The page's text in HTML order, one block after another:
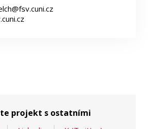
projekt s ostatními